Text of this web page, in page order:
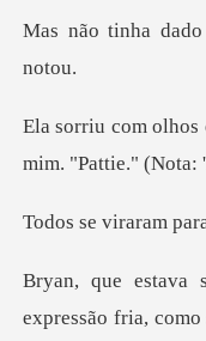
mim. "Pattie
iraram par
expressão fria, como